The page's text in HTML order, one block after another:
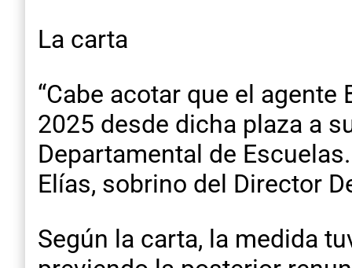
La carta
“Cabe acotar que el
2025 desde dicha plaza a
Departamental de
Elías, sobrino del Director
Según la carta, la medida